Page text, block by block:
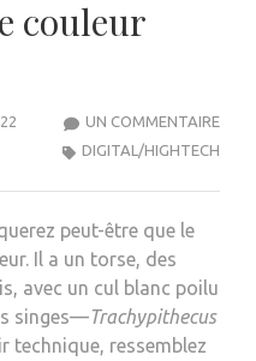
couleur
UN COMMENTAIRESUR
DIGITAL/HIGHTECH
peut-être que le
Il a un torse, des
avec un cul blanc poilu
singes—Trachypithecus
technique, ressemblez